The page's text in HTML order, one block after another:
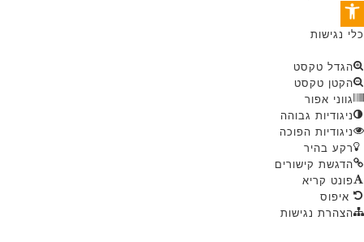
פתח סרגל נגישות
כלי נגישות
הגדל טקסט
הקטן טקסט
גווני אפור
ניגודיות גבוהה
ניגודיות הפוכה
רקע בהיר
הדגשת קישורים
פונט קריא
איפוס
הצהרת נגישות